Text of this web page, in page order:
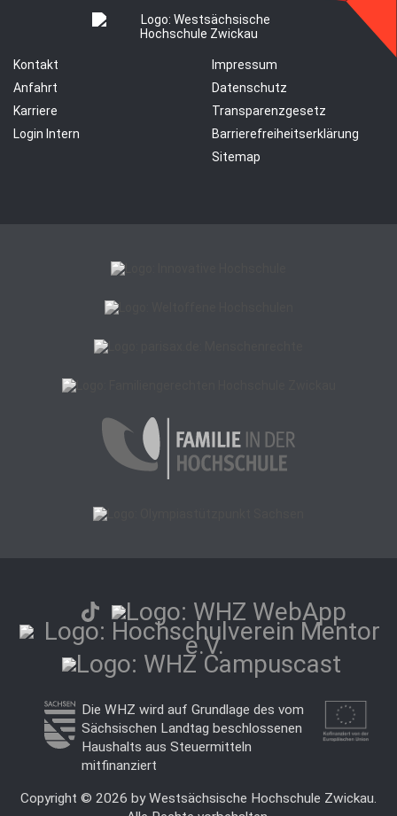
Kontakt
Anfahrt
Karriere
Login Intern
Impressum
Datenschutz
Transparenzgesetz
Barrierefreiheitserklärung
Sitemap
Die WHZ wird auf Grundlage des vom
Sächsischen Landtag beschlossenen
Haushalts aus Steuermitteln
mitfinanziert
Copyright © 2026 by Westsächsische Hochschule Zwickau.